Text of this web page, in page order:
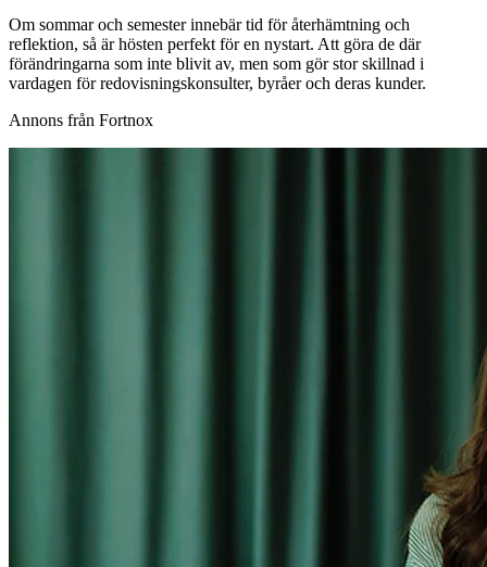
Om sommar och semester innebär tid för återhämtning och
reflektion, så är hösten perfekt för en nystart. Att göra de där
förändringarna som inte blivit av, men som gör stor skillnad i
vardagen för redovisningskonsulter, byråer och deras kunder.
Annons från Fortnox